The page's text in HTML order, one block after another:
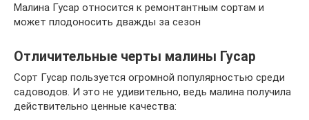
Малина Гусар относится к ремонтантным сортам и
может плодоносить дважды за сезон
Отличительные черты малины Гусар
Сорт Гусар пользуется огромной популярностью среди
садоводов. И это не удивительно, ведь малина получила
действительно ценные качества: